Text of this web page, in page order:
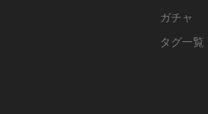
ガチャ
タグ一覧